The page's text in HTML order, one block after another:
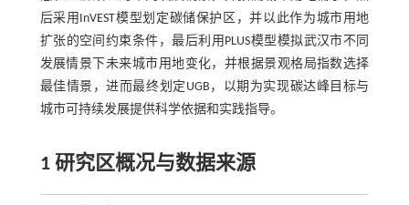
后采用InVEST模型划定碳储保护区，并以此作为城市用地
扩张的空间约束条件，最后利用PLUS模型模拟武汉市不同
发展情景下未来城市用地变化，并根据景观格局指数选择
最佳情景，进而最终划定UGB，以期为实现碳达峰目标与
城市可持续发展提供科学依据和实践指导。
1 研究区概况与数据来源